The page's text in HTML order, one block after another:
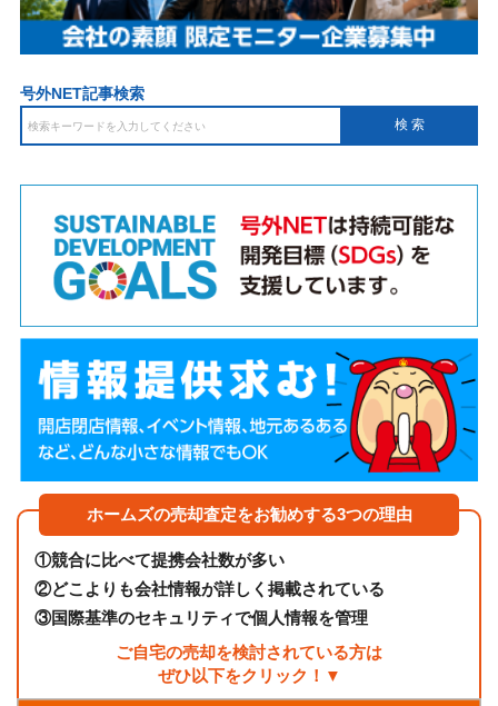
号外NET記事検索
ホームズの売却査定をお勧めする3つの理由
①競合に比べて提携会社数が多い
②どこよりも会社情報が詳しく掲載されている
③国際基準のセキュリティで個人情報を管理
ご自宅の売却を検討されている方は
ぜひ以下をクリック！▼